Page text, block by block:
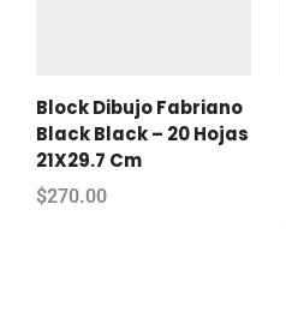
Block Dibujo Fabriano
Black Black – 20 Hojas
21X29.7 Cm
$270.00